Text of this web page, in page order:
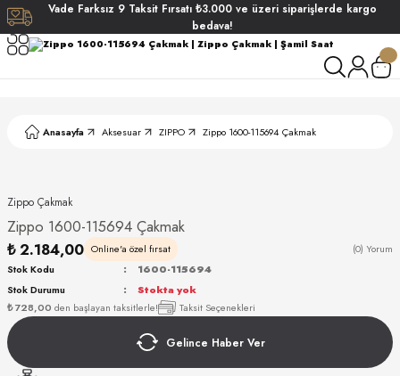
Vade Farksız 9 Taksit Fırsatı ₺3.000 ve üzeri siparişlerde kargo
bedava!
Anasayfa Aksesuar ZIPPO Zippo 1600-115694 Çakmak
Zippo Çakmak
Zippo 1600-115694 Çakmak
₺ 2.184,00 Online'a özel fırsat (0) Yorum
₺ 728,00 den başlayan taksitlerle! Taksit Seçenekleri
Stok Kodu
1600-115694
Stok Durumu
Stokta yok
Gelince Haber Ver